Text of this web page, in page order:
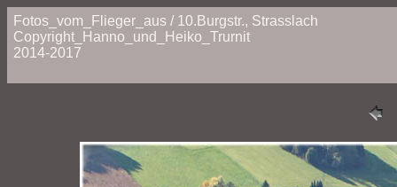
Fotos_vom_Flieger_aus / 10.Burgstr., Strasslach
Copyright_Hanno_und_Heiko_Trurnit
2014-2017